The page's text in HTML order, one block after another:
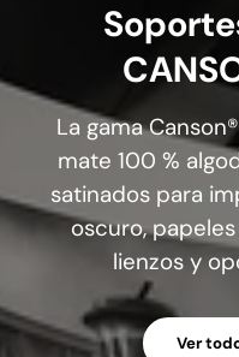
La gama
mate 100 %
satinados para
oscuro,
lienzos y
Ver